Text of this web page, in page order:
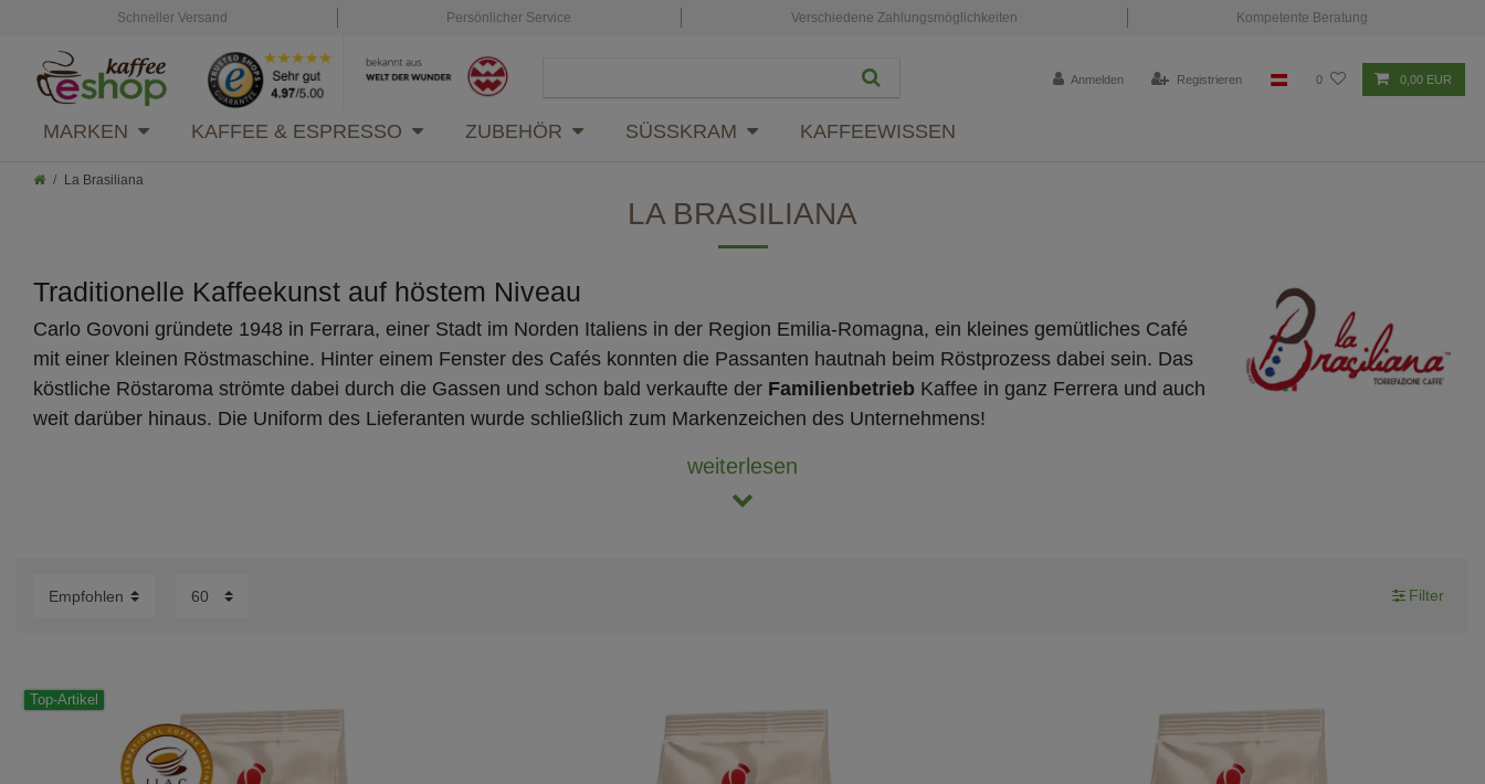
Schneller Versand Persönlicher Service Verschiedene Zahlungsmöglichkeiten Kompetente Beratung
Anmelden Registrieren 0 0,00 EUR
MARKEN KAFFEE & ESPRESSO ZUBEHÖR SÜSSKRAM KAFFEEWISSEN
La Brasiliana
LA BRASILIANA
Traditionelle Kaffeekunst auf höstem Niveau
Carlo Govoni gründete 1948 in Ferrara, einer Stadt im Norden Italiens in der Region Emilia-Romagna, ein kleines gemütliches Café
mit einer kleinen Röstmaschine. Hinter einem Fenster des Cafés konnten die Passanten hautnah beim Röstprozess dabei sein. Das
köstliche Röstaroma strömte dabei durch die Gassen und schon bald verkaufte der Familienbetrieb Kaffee in ganz Ferrera und auch
weit darüber hinaus. Die Uniform des Lieferanten wurde schließlich zum Markenzeichen des Unternehmens!
weiterlesen
Filter
Top-Artikel